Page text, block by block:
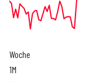
Woche
1M